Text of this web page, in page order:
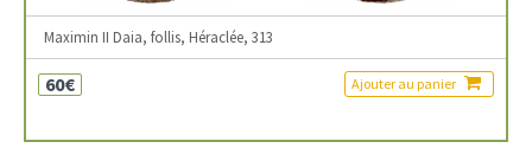
Maximin II Daia, follis, Héraclée, 313
60€ Ajouter au panier